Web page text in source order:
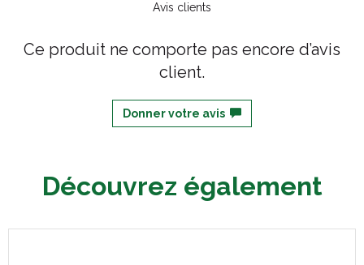
Avis clients
Ce produit ne comporte pas encore d’avis
client.
Donner votre avis
Découvrez également